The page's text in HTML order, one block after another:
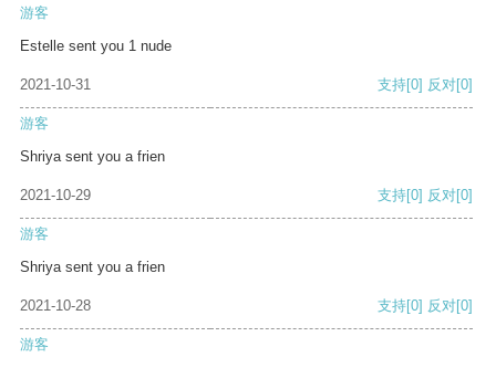
游客
Estelle sent you 1 nude
2021-10-31 支持[0] 反对[0]
游客
Shriya sent you a frien
2021-10-29 支持[0] 反对[0]
游客
Shriya sent you a frien
2021-10-28 支持[0] 反对[0]
游客